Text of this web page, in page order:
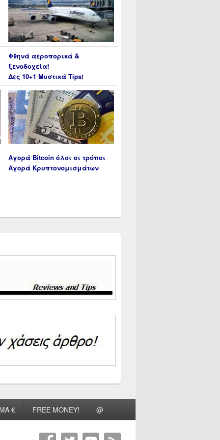
Φθηνά αεροπορικά &
ξενοδοχεία!
Δες 10+1 Μυστικά Tips!
Αγορά Bitcoin όλοι οι τρόποι
Αγορά Κρυπτονομισμάτων
€ FREE MONEY! @